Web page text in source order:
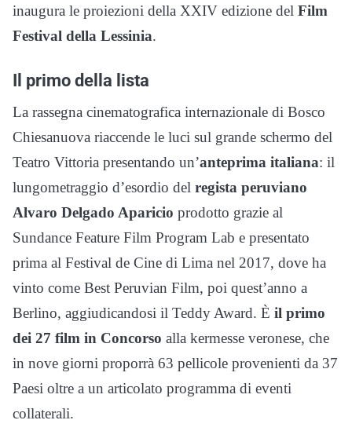
inaugura le proiezioni della XXIV edizione del Film
Festival della Lessinia.
Il primo della lista
La rassegna cinematografica internazionale di Bosco
Chiesanuova riaccende le luci sul grande schermo del
Teatro Vittoria presentando un’anteprima italiana: il
lungometraggio d’esordio del regista peruviano
Alvaro Delgado Aparicio prodotto grazie al
Sundance Feature Film Program Lab e presentato
prima al Festival de Cine di Lima nel 2017, dove ha
vinto come Best Peruvian Film, poi quest’anno a
Berlino, aggiudicandosi il Teddy Award. È il primo
dei 27 film in Concorso alla kermesse veronese, che
in nove giorni proporrà 63 pellicole provenienti da 37
Paesi oltre a un articolato programma di eventi
collaterali.